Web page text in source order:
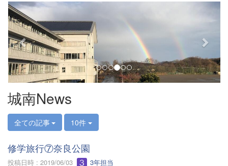
p
r
e
v
i
o
u
s
x
t
城南News
全ての記事 10件
修学旅行⑦奈良公園
投稿日時 : 2019/06/03 3年担当